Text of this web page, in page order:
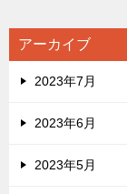
アーカイブ
2023年7月
2023年6月
2023年5月